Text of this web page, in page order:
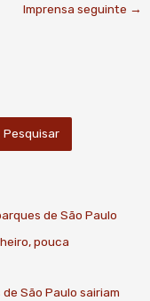
Imprensa seguinte →
Pesquisar
de São Paulo
pouca
São Paulo sairiam